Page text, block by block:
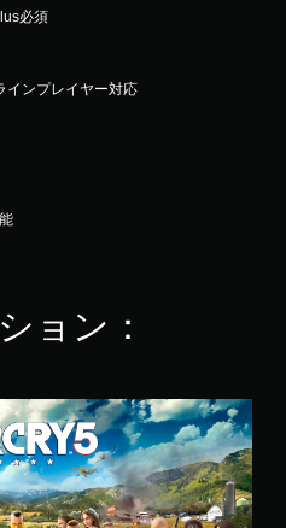
必須
インプレイヤー対応
ョン：